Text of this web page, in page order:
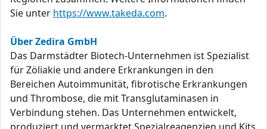
Sie unter https://www.takeda.com.
Über Zedira GmbH
Das Darmstädter Biotech-Unternehmen ist Spezialist
für Zöliakie und andere Erkrankungen in den
Bereichen Autoimmunität, fibrotische Erkrankungen
und Thrombose, die mit Transglutaminasen in
Verbindung stehen. Das Unternehmen entwickelt,